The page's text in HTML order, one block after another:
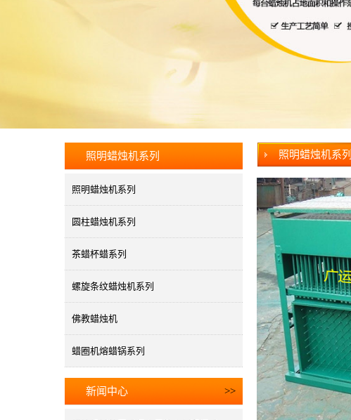
照明蜡烛机系列
照明蜡烛机系列
圆柱蜡烛机系列
茶蜡杯蜡系列
螺旋条纹蜡烛机系列
佛教蜡烛机
蜡圈机熔蜡锅系列
新闻中心 >>
照明蜡烛机系列